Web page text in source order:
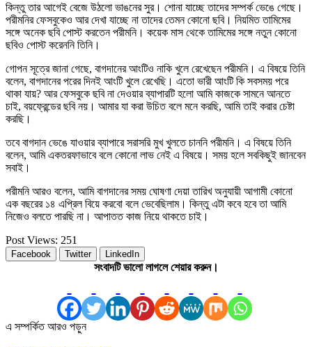
কিন্তু তার আগেই বেজে উঠলো ভাঙনের সুর। শোনা যাচ্ছে তাদের সম্পর্ক ভেঙে গেছে।
পরীমনির ফেসবুকেও আর দেখা যাচ্ছে না তাদের তেমন কোনো ছবি। নিয়মিত তামিমের
সঙ্গে অনেক ছবি পোস্ট করতেন পরীমনি। কয়েক মাস থেকে তামিমের সঙ্গে নতুন কোনো
ছবিও পোস্ট করেননি তিনি।
গোপন সূত্রে জানা গেছে, বাগদানের আংটিও নাকি খুলে রেখেছেন পরীমনি। এ বিষয়ে তিনি
বলেন, বাগদানের পরের দিনই আংটি খুলে রেখেছি। এতো ভারী আংটি কি সবসময় পরে
থাকা যায়? আর ফেসবুকে ছবি না দেওয়ার ব্যাপারটি হলো আমি কাজকে সামনে আনতে
চাই, বয়ফ্রেন্ডের ছবি নয়। আমার যা করা উচিত বলে মনে করছি, আমি তাই করার চেষ্টা
করছি।
তবে বাগদান ভেঙে যাওয়ার ব্যাপারে সরাসরি মুখ খুলতে চাননি পরীমনি। এ বিষয়ে তিনি
বলেন, আমি একতরফাভাবে বলে কোনো লাভ নেই এ বিষয়ে। সময় হলে সবকিছুই জানবেন
সবাই।
পরীমনি আরও বলেন, আমি বাগদানের সময় ঘোষণা দেয়া তারিখ অনুযায়ী আগামী কোনো
এক বছরের ১৪ এপ্রিল বিয়ে করবো বলে ভেবেছিলাম। কিন্তু এটা কবে হবে তা আমি
নিজেও বলতে পারছি না। আপাতত কাজ নিয়ে থাকতে চাই।
Post Views: 251
Facebook Twitter LinkedIn
সংবাদটি ভালো লাগলে শেয়ার করুন।
এ সম্পর্কিত আরও পড়ুন